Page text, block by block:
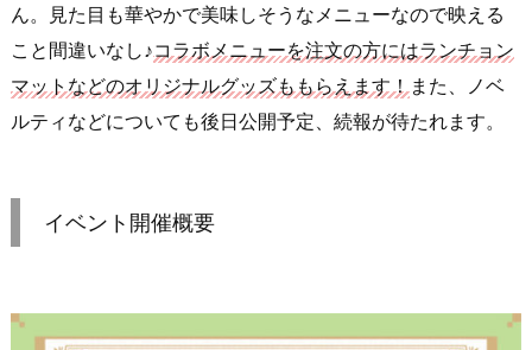
ん。見た目も華やかで美味しそうなメニューなので映える
こと間違いなし♪コラボメニューを注文の方にはランチョン
マットなどのオリジナルグッズももらえます！また、ノベ
ルティなどについても後日公開予定、続報が待たれます。
イベント開催概要